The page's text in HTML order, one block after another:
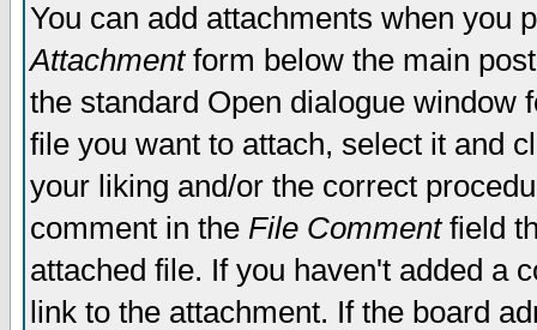
You can add attachments when you
Attachmentform below the main
the standard Open dialogue window
file you want to attach, select it and
your liking and/or the correct
comment in the File Commentfield
attached file. If you haven't added a
link to the attachment. If the board